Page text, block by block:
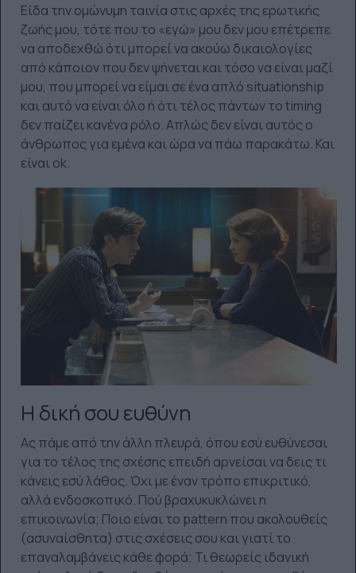
Είδα την ομώνυμη ταινία στις αρχές της ερωτικής
ζωής μου, τότε που το «εγώ» μου δεν μου επέτρεπε
να αποδεχθώ ότι μπορεί να ακούω δικαιολογίες
από κάποιον που δεν ψήνεται και τόσο να είναι μαζί
μου, που μπορεί να είμαι σε ένα απλό situationship
και αυτό να είναι όλο ή ότι τέλος πάντων το timing
δεν παίζει κανένα ρόλο. Απλώς δεν είναι αυτός ο
άνθρωπος για εμένα και ώρα να πάω παρακάτω. Και
είναι ok.
Η δική σου ευθύνη
Ας πάμε από την άλλη πλευρά, όπου εσύ ευθύνεσαι
για το τέλος της σχέσης επειδή αρνείσαι να δεις τι
κάνεις εσύ λάθος. Όχι με έναν τρόπο επικριτικό,
αλλά ενδοσκοπικό. Πού βραχυκυκλώνει η
επικοινωνία; Ποιο είναι το pattern που ακολουθείς
(ασυναίσθητα) στις σχέσεις σου και γιατί το
επαναλαμβάνεις κάθε φορά; Τι θεωρείς ιδανική